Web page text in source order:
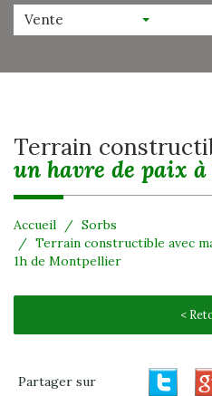
Vente
terrain
un havre de paix
Accueil
Sorbs
Terrain constructible avec
1h de Montpellier
<
Partager sur